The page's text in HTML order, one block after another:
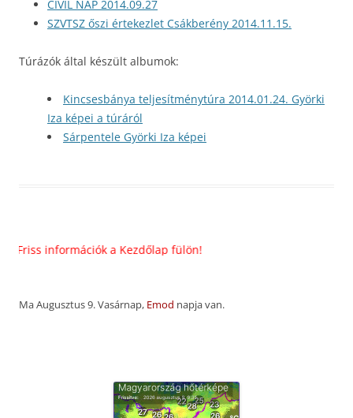
CIVIL NAP 2014.09.27
SZVTSZ őszi értekezlet Csákberény 2014.11.15.
Túrázók által készült albumok:
Kincsesbánya teljesítménytúra 2014.01.24. Györki
Iza képei a túráról
Sárpentele Györki Iza képei
információk a Kezdőlap fülön!
Ma Augusztus 9. Vasárnap, Emod napja van.